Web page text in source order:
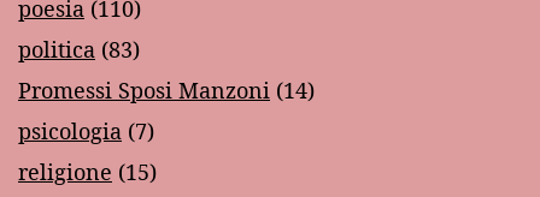
poesia (110)
politica (83)
Promessi Sposi Manzoni (14)
psicologia (7)
religione (15)